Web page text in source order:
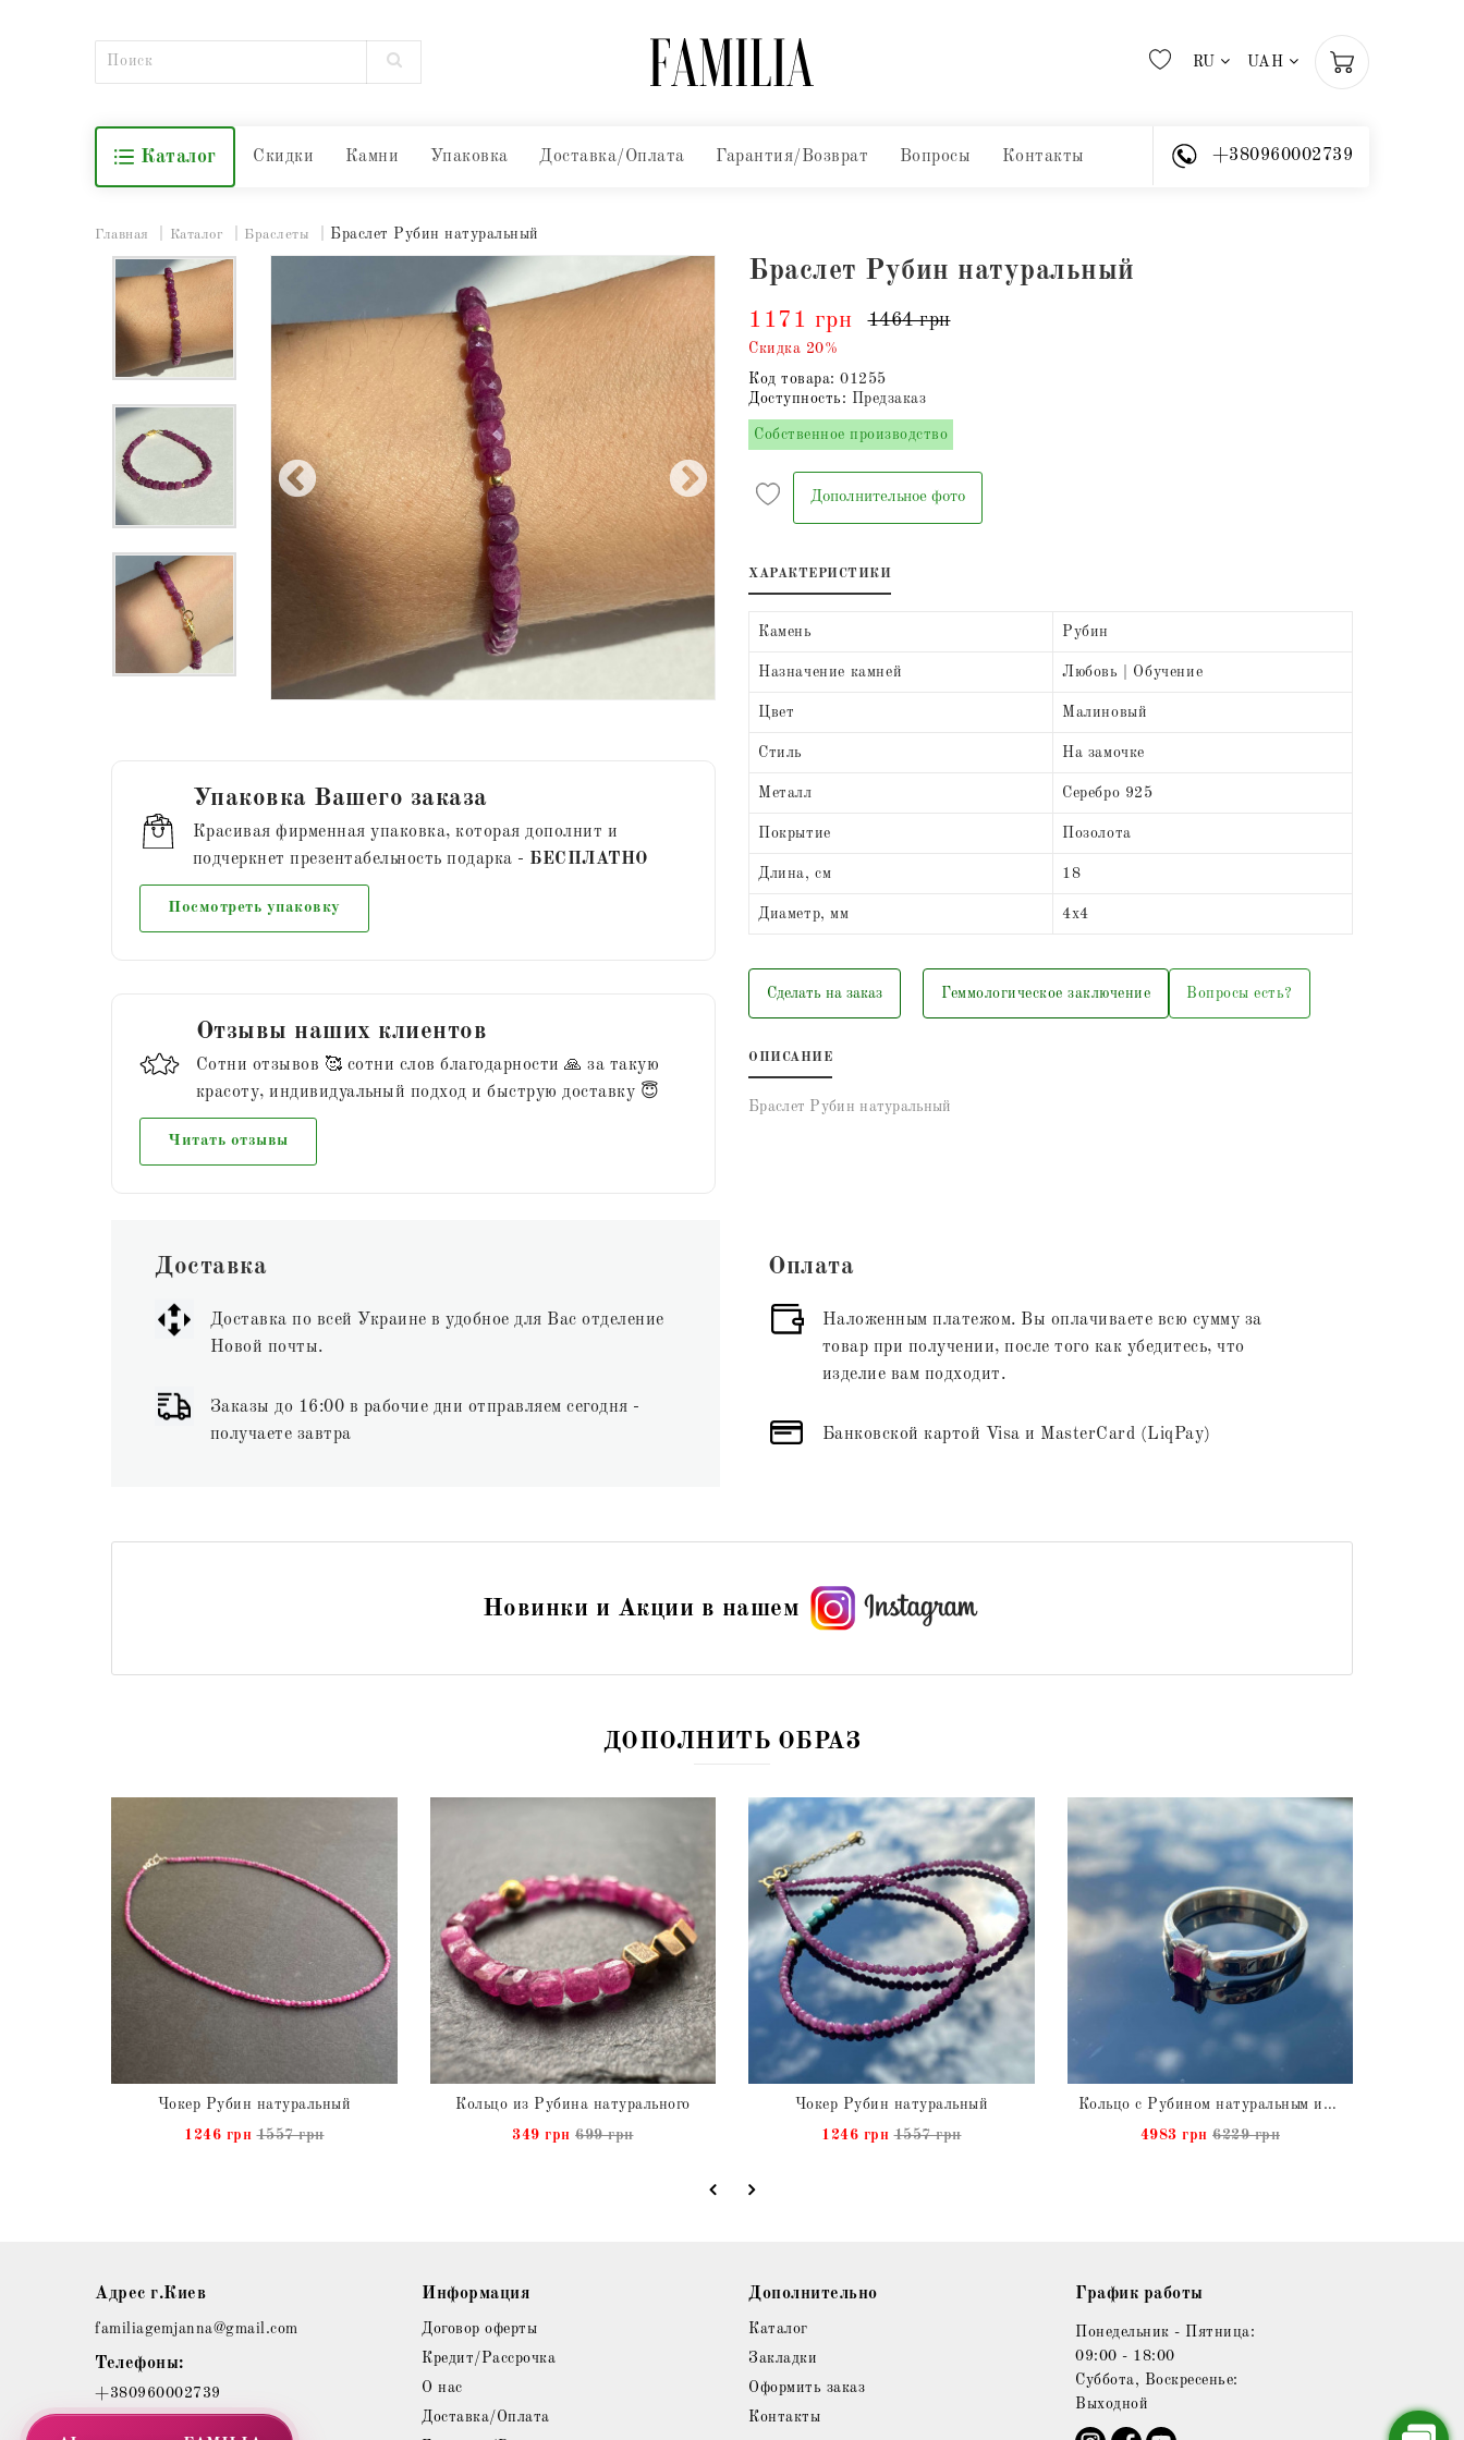
RU UAH
Каталог Скидки Камни Упаковка Доставка/Оплата Гарантия/Возврат Вопросы Контакты +380960002739
Главная Каталог Браслеты Браслет Рубин натуральный
Упаковка Вашего заказа
Красивая фирменная упаковка, которая дополнит и
подчеркнет презентабельность подарка - БЕСПЛАТНО
Посмотреть упаковку
Отзывы наших клиентов
Сотни отзывов 🥰 сотни слов благодарности 🙏 за такую
красоту, индивидуальный подход и быструю доставку 😇
Читать отзывы
Браслет Рубин натуральный
1171 грн 1464 грн
Скидка 20%
Код товара: 01255
Доступность: Предзаказ
Собственное производство
Дополнительное фото
ХАРАКТЕРИСТИКИ
Камень Рубин
Назначение камней Любовь | Обучение
Цвет Малиновый
Стиль На замочке
Металл Серебро 925
Покрытие Позолота
Длина, см 18
Диаметр, мм 4х4
Сделать на заказ Геммологическое заключение Вопросы есть?
ОПИСАНИЕ
Браслет Рубин натуральный
Доставка
Доставка по всей Украине в удобное для Вас отделение
Новой почты.
Заказы до 16:00 в рабочие дни отправляем сегодня -
получаете завтра
Оплата
Наложенным платежом. Вы оплачиваете всю сумму за
товар при получении, после того как убедитесь, что
изделие вам подходит.
Банковской картой Visa и MasterCard (LiqPay)
Новинки и Акции в нашем
ДОПОЛНИТЬ ОБРАЗ
Чокер Рубин натуральный
1246 грн 1557 грн
Кольцо из Рубина натурального
349 грн 699 грн
Чокер Рубин натуральный
1246 грн 1557 грн
Кольцо с Рубином натуральным из серебра
4983 грн 6229 грн
Адрес г.Киев
familiagemjanna@gmail.com
Телефоны:
+380960002739
Информация
Договор оферты
Кредит/Рассрочка
О нас
Доставка/Оплата
Дополнительно
Каталог
Закладки
Оформить заказ
Контакты
График работы
Понедельник - Пятница:
09:00 - 18:00
Суббота, Воскресенье:
Выходной